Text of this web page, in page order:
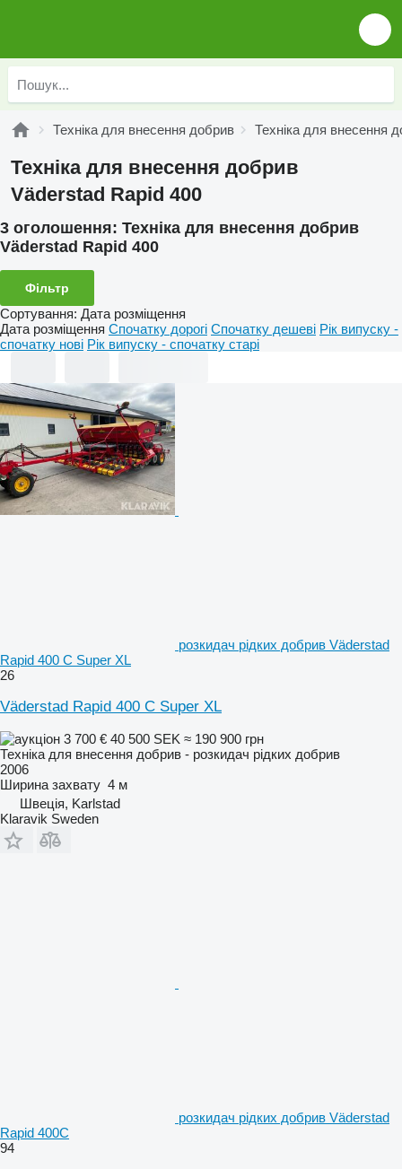
Техніка для внесення добрив Техніка для внесення
Техніка для внесення добрив
Väderstad Rapid 400
3 оголошення: Техніка для внесення добрив
Väderstad Rapid 400
Фільтр
Сортування: Дата розміщення
Дата розміщення Спочатку дорогі Спочатку дешеві Рік випуску -
спочатку нові Рік випуску - спочатку старі
розкидач рідких добрив Väderstad
Rapid 400 C Super XL
26
Väderstad Rapid 400 C Super XL
3 700 € 40 500 SEK ≈ 190 900 грн
Техніка для внесення добрив - розкидач рідких добрив
2006
Ширина захвату 4 м
Швеція, Karlstad
Klaravik Sweden
розкидач рідких добрив Väderstad
Rapid 400C
94